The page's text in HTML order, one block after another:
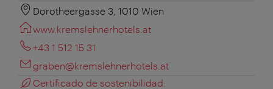
Dorotheergasse 3, 1010 Wien
www.kremslehnerhotels.at
+43 1 512 15 31
graben@kremslehnerhotels.at
Certificado de sostenibilidad: